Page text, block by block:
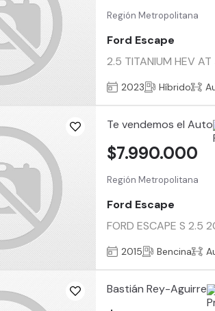
Región Metropolitana
Ford Escape
2.5 TITANIUM HEV
2023 Híbrido
Te vendemos el Auto
Región Metropolitana
Ford Escape
FORD ESCAPE S
$7.990.000
2015 Bencina
Bastián Rey-Aguirre